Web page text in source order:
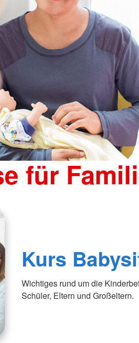
für
Kurs
Wichtiges rund um die
Schüler, Eltern und Großeltern.